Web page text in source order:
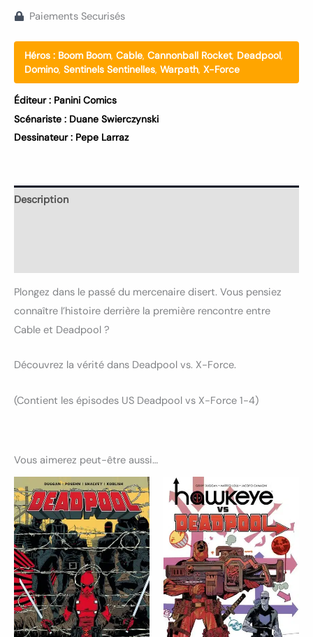
Paiements Securisés
Héros : Boom Boom, Cable, Cannonball Rocket, Deadpool,
Domino, Sentinels Sentinelles, Warpath, X-Force
Éditeur : Panini Comics
Scénariste : Duane Swierczynski
Dessinateur : Pepe Larraz
Description
Plongez dans le passé du mercenaire disert. Vous pensiez
connaître l’histoire derrière la première rencontre entre
Cable et Deadpool ?
Découvrez la vérité dans Deadpool vs. X-Force.
(Contient les épisodes US Deadpool vs X-Force 1-4)
Vous aimerez peut-être aussi…